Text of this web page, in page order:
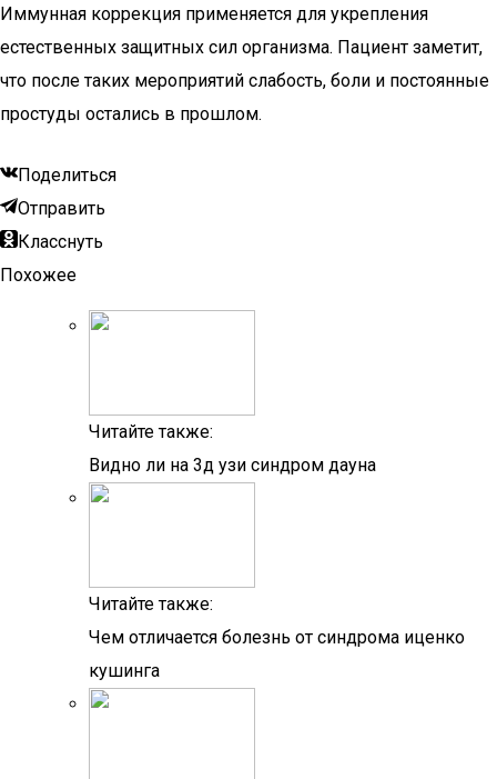
Иммунная коррекция применяется для укрепления
естественных защитных сил организма. Пациент заметит,
что после таких мероприятий слабость, боли и постоянные
простуды остались в прошлом.
Поделиться
Отправить
Класснуть
Похожее
Читайте также:
Видно ли на 3д узи синдром дауна
Читайте также:
Чем отличается болезнь от синдрома иценко
кушинга